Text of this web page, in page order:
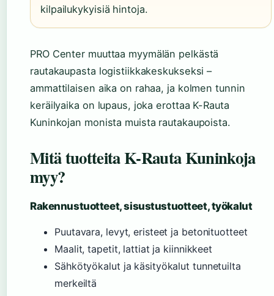
kilpailukykyisiä hintoja.
PRO Center muuttaa myymälän pelkästä
rautakaupasta logistiikkakeskukseksi –
ammattilaisen aika on rahaa, ja kolmen tunnin
keräilyaika on lupaus, joka erottaa K-Rauta
Kuninkojan monista muista rautakaupoista.
Mitä tuotteita K-Rauta Kuninkoja
myy?
Rakennustuotteet, sisustustuotteet, työkalut
Puutavara, levyt, eristeet ja betonituotteet
Maalit, tapetit, lattiat ja kiinnikkeet
Sähkötyökalut ja käsityökalut tunnetuilta
merkeiltä